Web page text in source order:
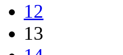
12
13